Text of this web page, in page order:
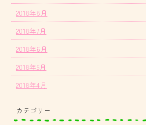
2018年8月
2018年7月
2018年6月
2018年5月
2018年4月
カテゴリー